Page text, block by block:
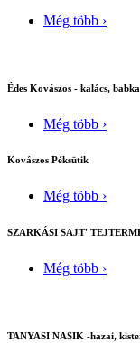
Még több ›
Édes Kovászos - kalács, babka
Még több ›
Kovászos Péksütik
Még több ›
SZARKÁSI SAJT'
Még több ›
TANYASI NASIK -hazai,